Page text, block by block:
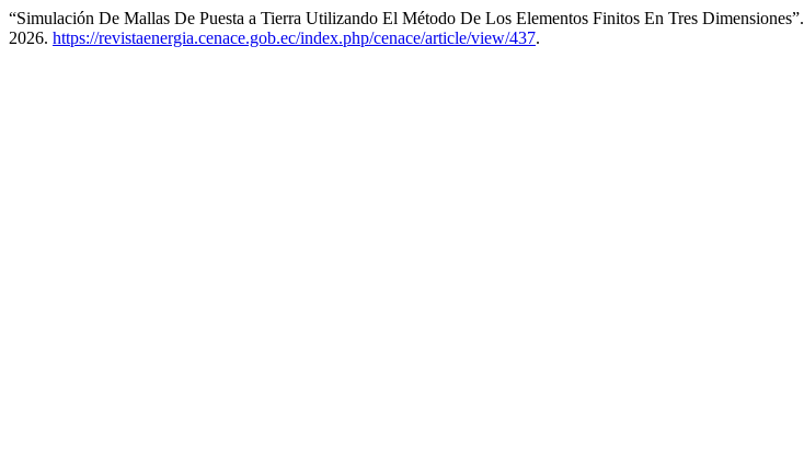
“Simulación De Mallas De Puesta a Tierra Utilizando El Método De Los Elementos Finitos En Tres Dimensiones”.
2026. https://revistaenergia.cenace.gob.ec/index.php/cenace/article/view/437.